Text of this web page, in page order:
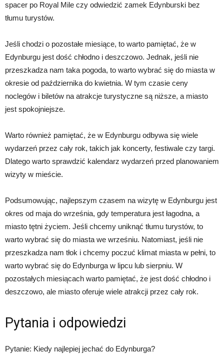
spacer po Royal Mile czy odwiedzić zamek Edynburski bez
tłumu turystów.
Jeśli chodzi o pozostałe miesiące, to warto pamiętać, że w
Edynburgu jest dość chłodno i deszczowo. Jednak, jeśli nie
przeszkadza nam taka pogoda, to warto wybrać się do miasta w
okresie od października do kwietnia. W tym czasie ceny
noclegów i biletów na atrakcje turystyczne są niższe, a miasto
jest spokojniejsze.
Warto również pamiętać, że w Edynburgu odbywa się wiele
wydarzeń przez cały rok, takich jak koncerty, festiwale czy targi.
Dlatego warto sprawdzić kalendarz wydarzeń przed planowaniem
wizyty w mieście.
Podsumowując, najlepszym czasem na wizytę w Edynburgu jest
okres od maja do września, gdy temperatura jest łagodna, a
miasto tętni życiem. Jeśli chcemy uniknąć tłumu turystów, to
warto wybrać się do miasta we wrześniu. Natomiast, jeśli nie
przeszkadza nam tłok i chcemy poczuć klimat miasta w pełni, to
warto wybrać się do Edynburga w lipcu lub sierpniu. W
pozostałych miesiącach warto pamiętać, że jest dość chłodno i
deszczowo, ale miasto oferuje wiele atrakcji przez cały rok.
Pytania i odpowiedzi
Pytanie: Kiedy najlepiej jechać do Edynburga?